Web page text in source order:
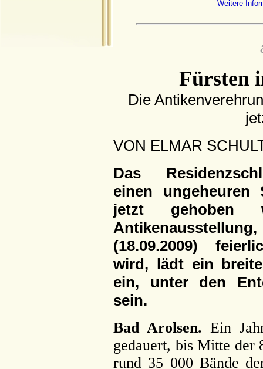
Weitere
Fürsten
Die
VON ELMAR
Das
einen ungeheuren
jetzt gehoben
(18.09.2009)
wird, lädt ein
ein, unter den
sein.
Bad Arolsen. Ein
gedauert, bis Mitte der
rund 35 000 Bände